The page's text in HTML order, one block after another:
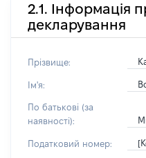
2.1. Інформація
декларування
Прізвище:
Ім'я:
По батькові (за
наявності):
Податковий номер: